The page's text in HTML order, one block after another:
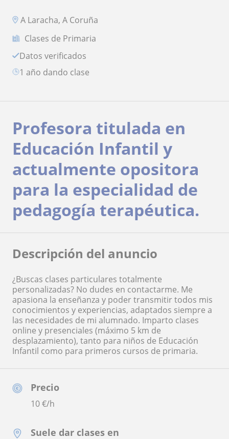
A Laracha, A Coruña
Clases de Primaria
Datos verificados
1 año dando clase
Precio
10€/h
Suele dar clases en
Profesora titulada en
Educación Infantil y
actualmente opositora
para la especialidad de
pedagogía terapéutica.
Descripción del anuncio
¿Buscas clases particulares totalmente
personalizadas? No dudes en contactarme. Me
apasiona la enseñanza y poder transmitir todos mis
conocimientos y experiencias, adaptados siempre a
las necesidades de mi alumnado. Imparto clases
online y presenciales (máximo 5 km de
desplazamiento), tanto para niños de Educación
Infantil como para primeros cursos de primaria.